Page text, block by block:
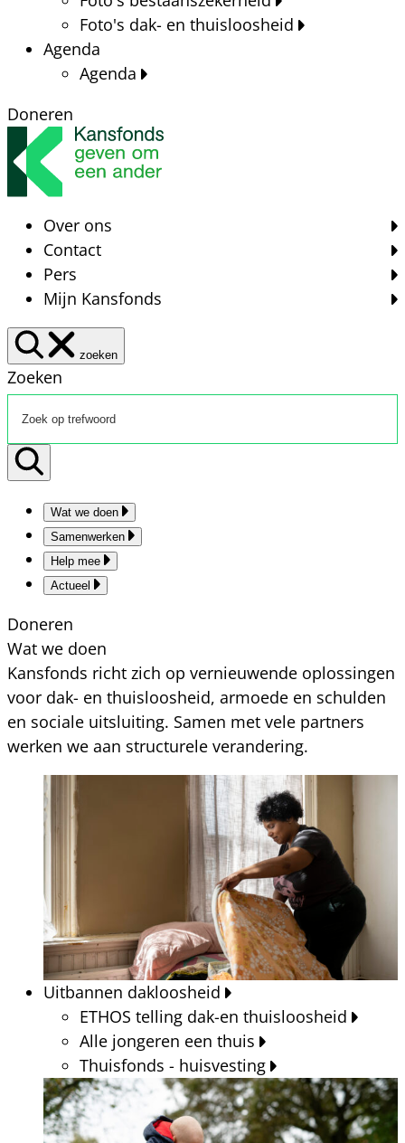
Foto's dak- en thuisloosheid
Agenda
Agenda
Doneren
Over ons
Contact
Pers
Mijn Kansfonds
zoeken
Zoeken
Wat we doen
Samenwerken
Help mee
Actueel
Doneren
Wat we doen
Kansfonds richt zich op vernieuwende oplossingen
voor dak- en thuisloosheid, armoede en schulden
en sociale uitsluiting. Samen met vele partners
werken we aan structurele verandering.
Uitbannen dakloosheid
ETHOS telling dak-en thuisloosheid
Alle jongeren een thuis
Thuisfonds - huisvesting